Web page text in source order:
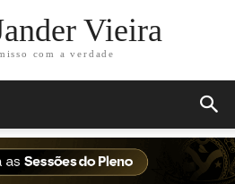
Vieira
com a verdade